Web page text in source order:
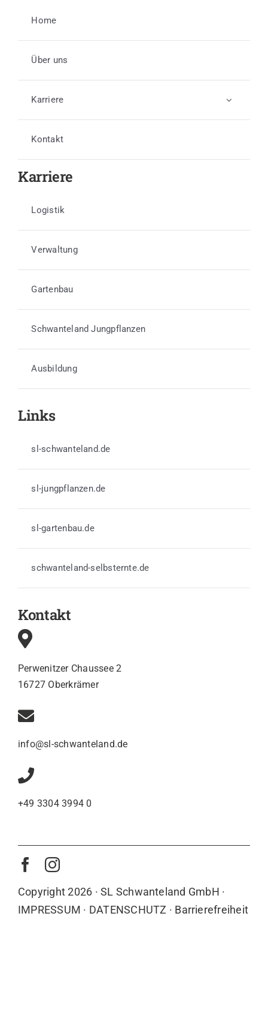
Home
Über uns
Karriere
Kontakt
Karriere
Logistik
Verwaltung
Gartenbau
Schwanteland Jungpflanzen
Ausbildung
Links
sl-schwanteland.de
sl-jungpflanzen.de
sl-gartenbau.de
schwanteland-selbsternte.de
Kontakt
Perwenitzer Chaussee 2
16727 Oberkrämer
info@sl-schwanteland.de
+49 3304 3994 0
Copyright 2026 · SL Schwanteland GmbH ·
IMPRESSUM · DATENSCHUTZ · Barrierefreiheit